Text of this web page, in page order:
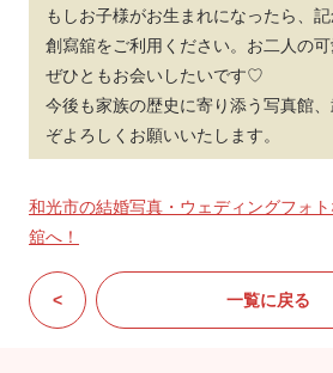
もしお子様がお生まれになったら、
創寫舘をご利用ください。お二人の可
ぜひともお会いしたいです♡
今後も家族の歴史に寄り添う写真館
ぞよろしくお願いいたします。
和光市の結婚写真・ウェディングフォ
舘へ！
< 一覧に戻る